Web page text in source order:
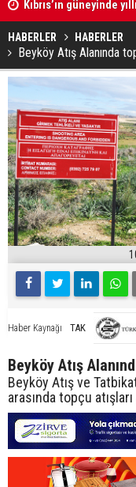
Kıbrıs’ın güneyinde
oldu
HABERLER HABERLER
Beyköy Atış Alanında
Haber Kaynağı TAK
Beyköy Atış
Beyköy Atış ve
arasında topçu